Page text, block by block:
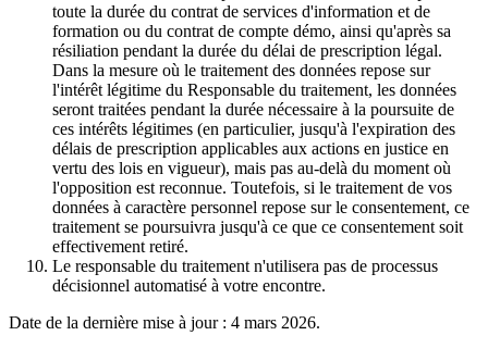
toute la durée du contrat de services d'information et de
formation ou du contrat de compte démo, ainsi qu'après sa
résiliation pendant la durée du délai de prescription légal.
Dans la mesure où le traitement des données repose sur
l'intérêt légitime du Responsable du traitement, les données
seront traitées pendant la durée nécessaire à la poursuite de
ces intérêts légitimes (en particulier, jusqu'à l'expiration des
délais de prescription applicables aux actions en justice en
vertu des lois en vigueur), mais pas au-delà du moment où
l'opposition est reconnue. Toutefois, si le traitement de vos
données à caractère personnel repose sur le consentement, ce
traitement se poursuivra jusqu'à ce que ce consentement soit
effectivement retiré.
Le responsable du traitement n'utilisera pas de processus
décisionnel automatisé à votre encontre.
Date de la dernière mise à jour : 4 mars 2026.